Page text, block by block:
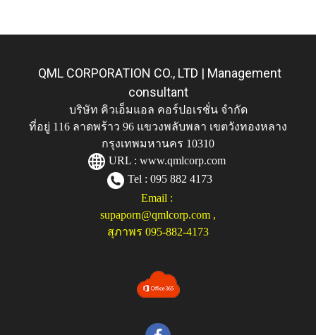
QML CORPORATION CO., LTD | Management
consultant
บริษัท คิวเอ็มแอล คอร์ปอเรชั่น จำกัด
ที่อยู่ 116 ลาดพร้าว 96 แขวงพลับพลา เขตวังทองหลาง
กรุงเทพมหานคร 10310
URL : www.qmlcorp.com
Tel : 095 882 4173
Email :
supaporn@qmlcorp.com ,
สุภาพร 095-882-4173